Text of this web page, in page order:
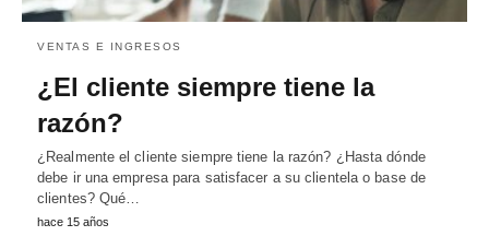
VENTAS E INGRESOS
¿El cliente siempre tiene la
razón?
¿Realmente el cliente siempre tiene la razón? ¿Hasta dónde
debe ir una empresa para satisfacer a su clientela o base de
clientes? Qué…
hace 15 años